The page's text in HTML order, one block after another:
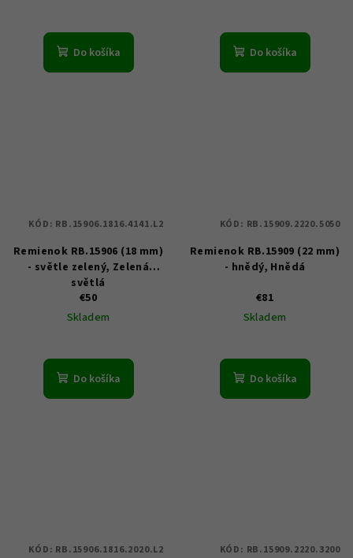
Do košíka Do košíka
Remienok RB.15906 (18 mm)
- světle zelený, Zelená
světlá
€50
Skladem
Do košíka
KÓD: RB.15906.1816.4141.L2
Remienok RB.15909 (22 mm)
- hnědý, Hnědá
€81
Skladem
Do košíka
KÓD: RB.15909.2220.5050
KÓD: RB.15906.1816.2020.L2 KÓD: RB.15909.2220.3200